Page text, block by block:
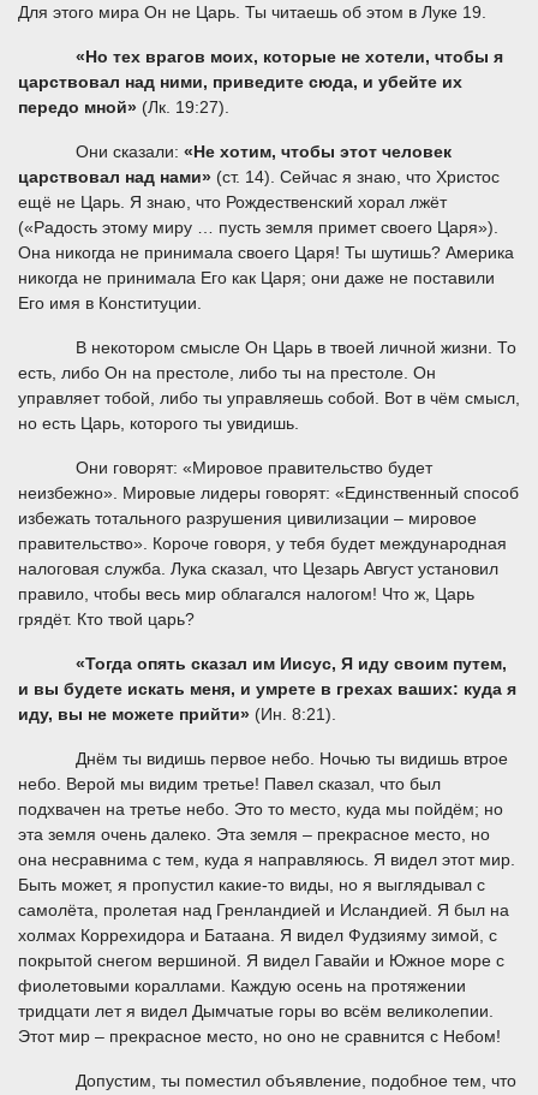
Для этого мира Он не Царь. Ты читаешь об этом в Луке 19.
«Но тех врагов моих, которые не хотели, чтобы я
царствовал над ними, приведите сюда, и убейте их
передо мной» (Лк. 19:27).
Они сказали: «Не хотим, чтобы этот человек
царствовал над нами» (ст. 14). Сейчас я знаю, что Христос
ещё не Царь. Я знаю, что Рождественский хорал лжёт
(«Радость этому миру … пусть земля примет своего Царя»).
Она никогда не принимала своего Царя! Ты шутишь? Америка
никогда не принимала Его как Царя; они даже не поставили
Его имя в Конституции.
В некотором смысле Он Царь в твоей личной жизни. То
есть, либо Он на престоле, либо ты на престоле. Он
управляет тобой, либо ты управляешь собой. Вот в чём смысл,
но есть Царь, которого ты увидишь.
Они говорят: «Мировое правительство будет
неизбежно». Мировые лидеры говорят: «Единственный способ
избежать тотального разрушения цивилизации – мировое
правительство». Короче говоря, у тебя будет международная
налоговая служба. Лука сказал, что Цезарь Август установил
правило, чтобы весь мир облагался налогом! Что ж, Царь
грядёт. Кто твой царь?
«Тогда опять сказал им Иисус, Я иду своим путем,
и вы будете искать меня, и умрете в грехах ваших: куда я
иду, вы не можете прийти» (Ин. 8:21).
Днём ты видишь первое небо. Ночью ты видишь втрое
небо. Верой мы видим третье! Павел сказал, что был
подхвачен на третье небо. Это то место, куда мы пойдём; но
эта земля очень далеко. Эта земля – прекрасное место, но
она несравнима с тем, куда я направляюсь. Я видел этот мир.
Быть может, я пропустил какие-то виды, но я выглядывал с
самолёта, пролетая над Гренландией и Исландией. Я был на
холмах Коррехидора и Батаана. Я видел Фудзияму зимой, с
покрытой снегом вершиной. Я видел Гавайи и Южное море с
фиолетовыми кораллами. Каждую осень на протяжении
тридцати лет я видел Дымчатые горы во всём великолепии.
Этот мир – прекрасное место, но оно не сравнится с Небом!
Допустим, ты поместил объявление, подобное тем, что